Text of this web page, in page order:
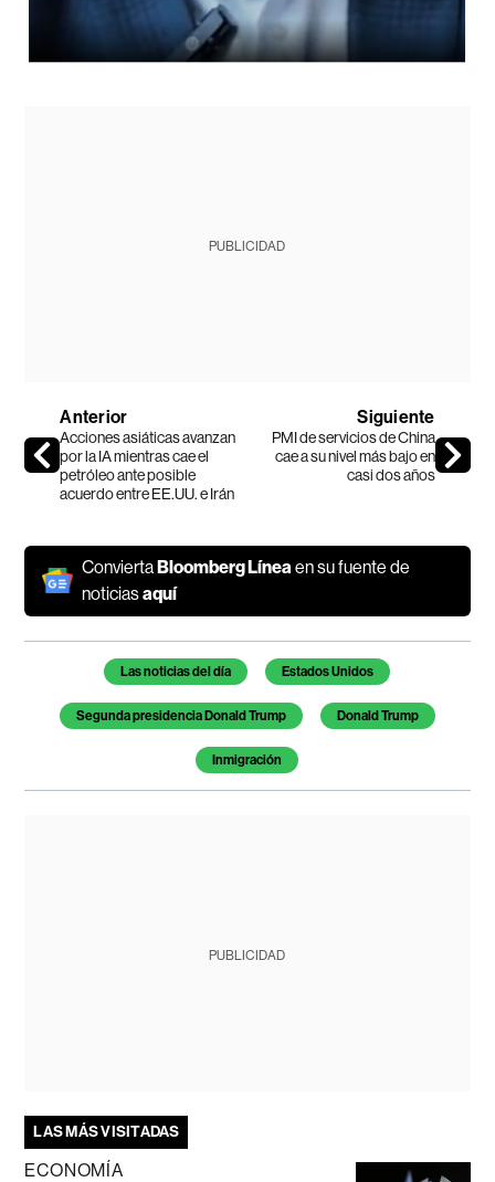
PUBLICIDAD
Anterior
Acciones asiáticas avanzan
por la IA mientras cae el
petróleo ante posible
acuerdo entre EE.UU. e Irán
Siguiente
PMI de servicios de China
cae a su nivel más bajo en
casi dos años
ConviertaBloomberg Línea en su fuente de
noticiasaquí
Temas de este artículo
Las noticias del día Estados Unidos
Segunda presidencia Donald Trump Donald Trump
Inmigración
PUBLICIDAD
LAS MÁS VISITADAS
ECONOMÍA